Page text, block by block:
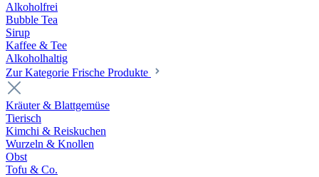
Alkoholfrei
Bubble Tea
Sirup
Kaffee & Tee
Alkoholhaltig
Zur Kategorie Frische Produkte
Kräuter & Blattgemüse
Tierisch
Kimchi & Reiskuchen
Wurzeln & Knollen
Obst
Tofu & Co.